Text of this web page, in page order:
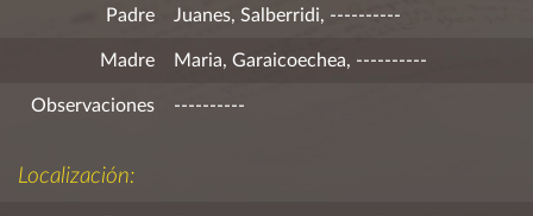
Padre Juanes, Salberridi, ----------
Madre Maria, Garaicoechea, ----------
Observaciones ----------
Localización: